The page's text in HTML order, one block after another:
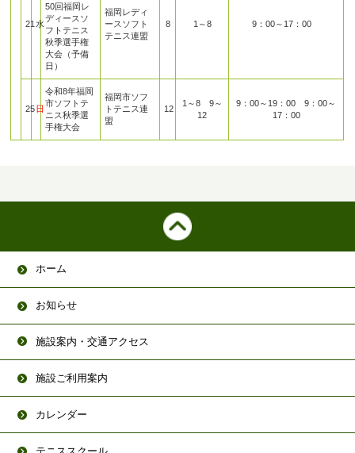
21 水
50回福岡レ
ディースソ
フトテニス
秋季選手権
大会（予備
日）
福岡レディ
ースソフト
テニス連盟
8 1～8 9：00～17：00
25日
令和8年福岡
市ソフトテ
ニス秋季選
手権大会
福岡市ソフ
トテニス連
盟
12
1～8 9～
12
9：00～19：00 9：00～
17：00
ホーム
お知らせ
施設案内・交通アクセス
施設ご利用案内
カレンダー